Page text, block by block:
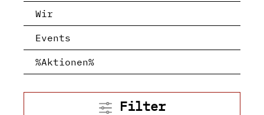
Wir
Events
%Aktionen%
Filter